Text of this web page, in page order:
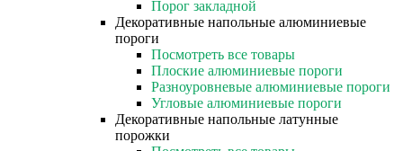
Порог закладной
Декоративные напольные алюминиевые
пороги
Посмотреть все товары
Плоские алюминиевые пороги
Разноуровневые алюминиевые пороги
Угловые алюминиевые пороги
Декоративные напольные латунные
порожки